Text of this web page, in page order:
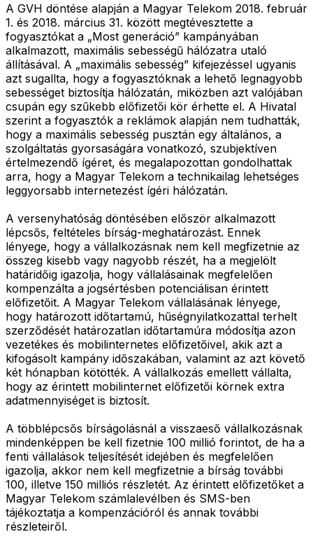
A GVH döntése alapján a Magyar Telekom 2018. február
1. és 2018. március 31. között megtévesztette a
fogyasztókat a „Most generáció” kampányában
alkalmazott, maximális sebességű hálózatra utaló
állításával. A „maximális sebesség” kifejezéssel ugyanis
azt sugallta, hogy a fogyasztóknak a lehető legnagyobb
sebességet biztosítja hálózatán, miközben azt valójában
csupán egy szűkebb előfizetői kör érhette el. A Hivatal
szerint a fogyasztók a reklámok alapján nem tudhatták,
hogy a maximális sebesség pusztán egy általános, a
szolgáltatás gyorsaságára vonatkozó, szubjektíven
értelmezendő ígéret, és megalapozottan gondolhattak
arra, hogy a Magyar Telekom a technikailag lehetséges
leggyorsabb internetezést ígéri hálózatán.
A versenyhatóság döntésében először alkalmazott
lépcsős, feltételes bírság-meghatározást. Ennek
lényege, hogy a vállalkozásnak nem kell megfizetnie az
összeg kisebb vagy nagyobb részét, ha a megjelölt
határidőig igazolja, hogy vállalásainak megfelelően
kompenzálta a jogsértésben potenciálisan érintett
előfizetőit. A Magyar Telekom vállalásának lényege,
hogy határozott időtartamú, hűségnyilatkozattal terhelt
szerződését határozatlan időtartamúra módosítja azon
vezetékes és mobilinternetes előfizetőivel, akik azt a
kifogásolt kampány időszakában, valamint az azt követő
két hónapban kötötték. A vállalkozás emellett vállalta,
hogy az érintett mobilinternet előfizetői körnek extra
adatmennyiséget is biztosít.
A többlépcsős bírságolásnál a visszaeső vállalkozásnak
mindenképpen be kell fizetnie 100 millió forintot, de ha a
fenti vállalások teljesítését idejében és megfelelően
igazolja, akkor nem kell megfizetnie a bírság további
100, illetve 150 milliós részletét. Az érintett előfizetőket a
Magyar Telekom számlalevélben és SMS-ben
tájékoztatja a kompenzációról és annak további
részleteiről.